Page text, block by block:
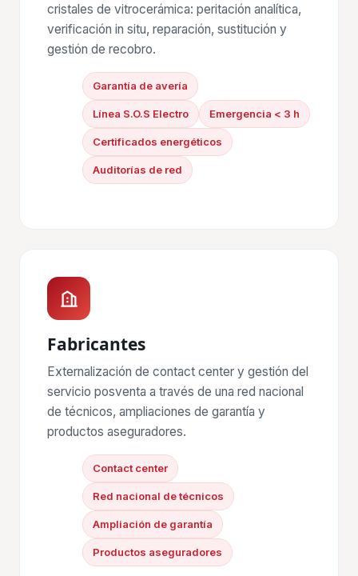
cristales de vitrocerámica: peritación analítica,
verificación in situ, reparación, sustitución y
gestión de recobro.
Garantía de avería
Línea S.O.S Electro Emergencia < 3 h
Certificados energéticos
Auditorías de red
Fabricantes
Externalización de contact center y gestión del
servicio posventa a través de una red nacional
de técnicos, ampliaciones de garantía y
productos aseguradores.
Contact center
Red nacional de técnicos
Ampliación de garantía
Productos aseguradores